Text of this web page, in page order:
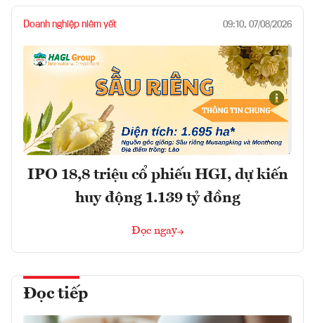
Doanh nghiệp niêm yết 09:10, 07/08/2026
IPO 18,8 triệu cổ phiếu HGI, dự kiến
huy động 1.139 tỷ đồng
Đọc ngay
Đọc tiếp